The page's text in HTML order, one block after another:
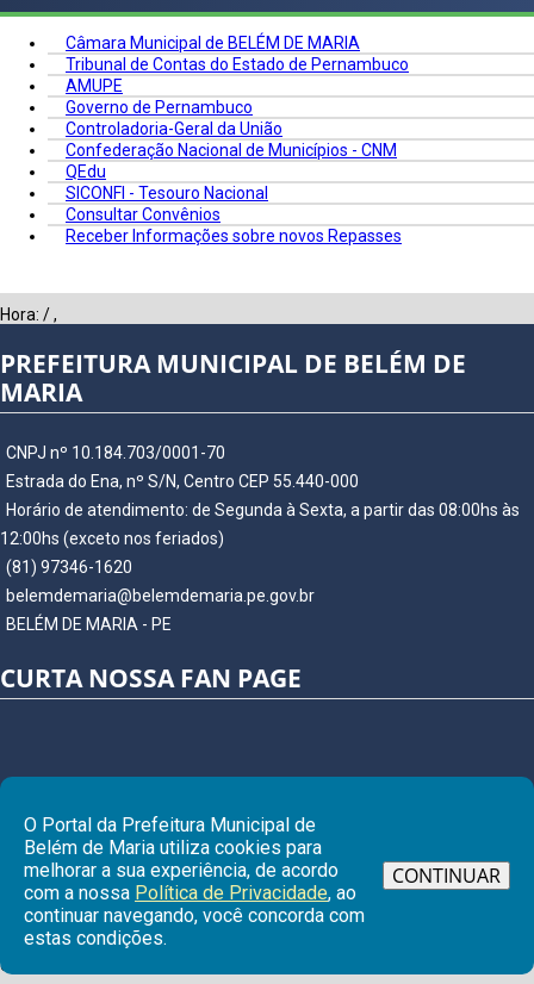
Câmara Municipal de BELÉM DE MARIA
Tribunal de Contas do Estado de Pernambuco
AMUPE
Governo de Pernambuco
Controladoria-Geral da União
Confederação Nacional de Municípios - CNM
QEdu
SICONFI - Tesouro Nacional
Consultar Convênios
Receber Informações sobre novos Repasses
Hora: /,
PREFEITURA MUNICIPAL DE BELÉM DE
MARIA
CNPJ nº 10.184.703/0001-70
Estrada do Ena, nº S/N, Centro CEP 55.440-000
Horário de atendimento: de Segunda à Sexta, a partir das 08:00hs às
12:00hs (exceto nos feriados)
(81) 97346-1620
belemdemaria@belemdemaria.pe.gov.br
BELÉM DE MARIA - PE
CURTA NOSSA FAN PAGE
© Copyright 2026 Prefeitura Municipal de BELÉM DE MARIA | Todos os
direitos reservados
O Portal da Prefeitura Municipal de
Belém de Maria utiliza cookies para
melhorar a sua experiência, de acordo
com a nossa Política de Privacidade, ao
continuar navegando, você concorda com
estas condições.
CONTINUAR